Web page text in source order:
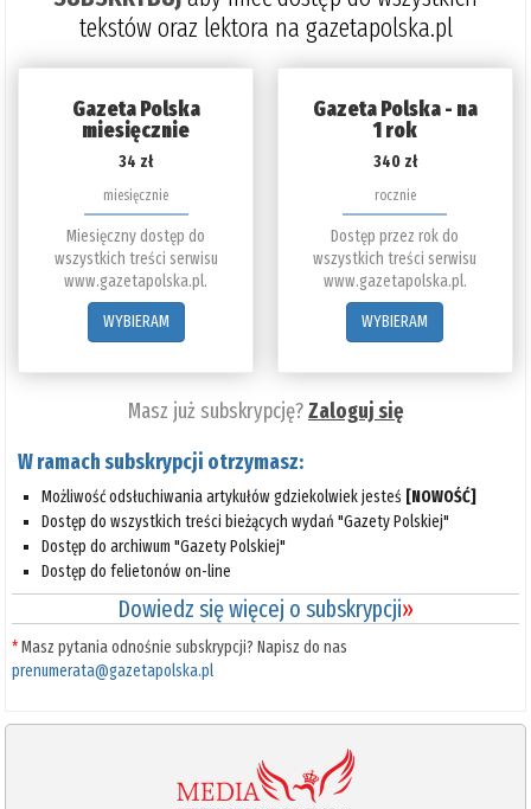
tekstów oraz lektora na gazetapolska.pl
Gazeta Polska
miesięcznie
34 zł
miesięcznie
Miesięczny dostęp do
wszystkich treści serwisu
www.gazetapolska.pl.
WYBIERAM
Gazeta Polska - na
1 rok
340 zł
rocznie
Dostęp przez rok do
wszystkich treści serwisu
www.gazetapolska.pl.
WYBIERAM
Masz już subskrypcję?Zaloguj się
W ramach subskrypcji otrzymasz:
Możliwość odsłuchiwania artykułów gdziekolwiek jesteś [NOWOŚĆ]
Dostęp do wszystkich treści bieżących wydań "Gazety Polskiej"
Dostęp do archiwum "Gazety Polskiej"
Dostęp do felietonów on-line
Dowiedz się więcej o subskrypcji»
*Masz pytania odnośnie subskrypcji? Napisz do nas
prenumerata@gazetapolska.pl